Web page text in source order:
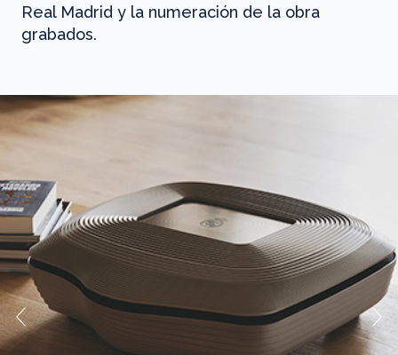
Real Madrid y la numeración de la obra
grabados.